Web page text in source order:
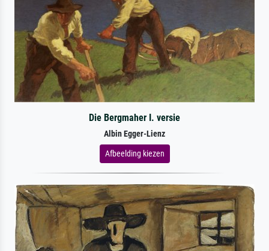
Die Bergmaher I. versie
Albin Egger-Lienz
Afbeelding kiezen